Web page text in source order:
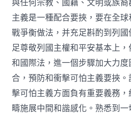
與任何宗教、國籍、文明或族
主義是一種配合要挾，要在全
戰爭衡做法，并充足斟酌到列
足尊敬列國主權和平安基本上，
和國際法，進一個步驟加大力
合，預防和衝擊可怕主義要挾
擊可怕主義方面負有重要義務
疇施展中間和諧感化。熟悉到